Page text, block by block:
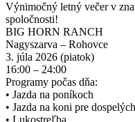
Výnimočný letný večer v
spoločnosti!
BIG HORN RANCH
Nagyszarva – Rohovce
3. júla 2026 (piatok)
16:00 – 24:00
Programy počas dňa:
• Jazda na poníkoch
• Jazda na koni pre dospelých